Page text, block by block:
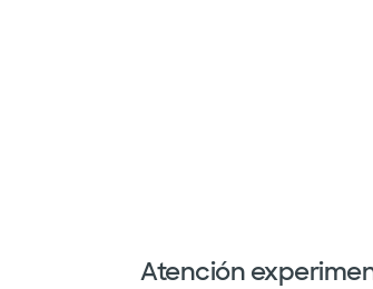
Atención